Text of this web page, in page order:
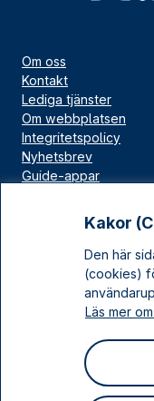
Kakor
Den här
(cookies)
Läs mer
Om oss
Kontakt
Lediga tjänster
Om webbplatsen
Integritetspolicy
Nyhetsbrev
Guide-appar
Kulturarv Stockholm
Sociala medier
Instagram
LinkedIn
YouTube